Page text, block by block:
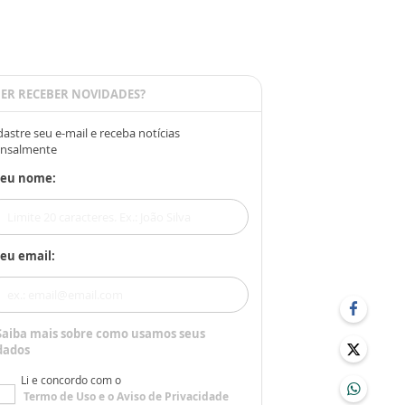
RECEBER NOVIDADES?
seu e-mail e receba notícias
nome:
email:
mais sobre como usamos seus
Li e concordo com o
Termo de Usoe oAviso de Privacidade